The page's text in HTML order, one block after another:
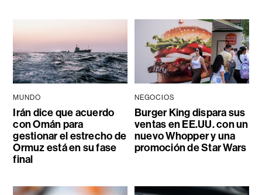
MUNDO
Irán dice que acuerdo
con Omán para
gestionar el estrecho de
Ormuz está en su fase
final
NEGOCIOS
Burger King dispara sus
ventas en EE.UU. con un
nuevo Whopper y una
promoción de Star Wars